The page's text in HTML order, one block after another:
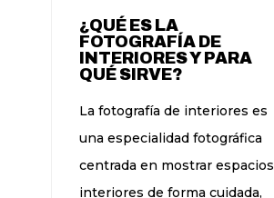
¿QUÉ ES LA
FOTOGRAFÍA DE
INTERIORES Y PARA
QUÉ SIRVE?
La fotografía de interiores es
una especialidad fotográfica
centrada en mostrar espacios
interiores de forma cuidada,